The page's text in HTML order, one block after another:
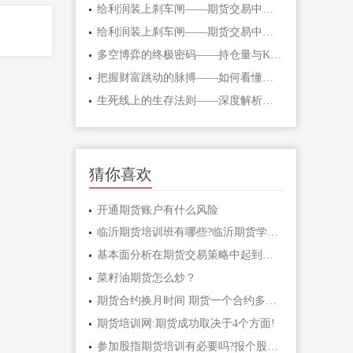
给利润装上刹车闸——期货交易中不可逾
把握财富跳动的脉搏——如何看懂期货主
生死线上的生存法则——深度解析期货爆
猜你喜欢
开通期货账户有什么风险
临沂期货培训班有哪些?临沂期货学习课程
基本面分析在期货交易策略中起到什么作
菜籽油期货怎么炒？
期货合约换月时间 期货一个合约多长时间
期货培训网:期货成功取决于4个方面!
参加股指期货培训有必要吗?报个股指期货